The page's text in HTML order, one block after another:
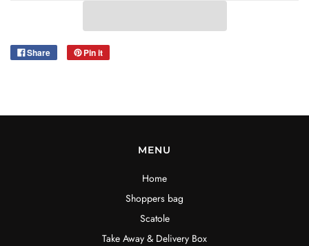
Share Pin it
MENU
Home
Shoppers bag
Scatole
Take Away & Delivery Box